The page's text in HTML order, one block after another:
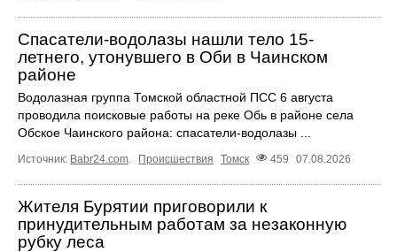
Спасатели-водолазы нашли тело 15-
летнего, утонувшего в Оби в Чаинском
районе
Водолазная группа Томской областной ПСС 6 августа
проводила поисковые работы на реке Обь в районе села
Обское Чаинского района: спасатели-водолазы ...
Источник: Babr24.com Происшествия Томск 459 07.08.2026
Жителя Бурятии приговорили к
принудительным работам за незаконную
рубку леса